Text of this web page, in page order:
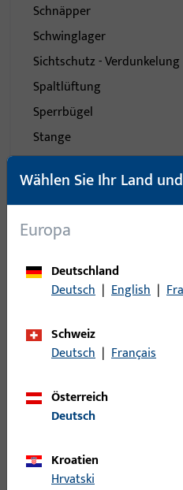
Schnäpper
Schwinglager
Sichtschutz - Verdunkelung
Spaltlüftung
Sperrbügel
Stange
Steuerteil mechanisch
Stulp
Topfecklager
Türband
Türbremse
Türschließer
Türschließer - Zubehör
Verlängerung
Wechsel
Wetterschenkel
Wählen Sie Ihr Land
Europa
Deutschland
Deutsch | English |
Schweiz
Deutsch | Français
Österreich
Deutsch
Kroatien
Hrvatski